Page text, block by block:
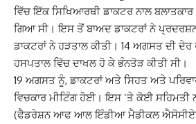
ਵਿੱਚ ਇੱਕ ਸਿਖਿਆਰਥੀ ਡਾਕਟਰ ਨਾਲ
ਗਿਆ ਸੀ। ਇਸ ਤੋਂ ਬਾਅਦ ਡਾਕਟਰਾਂ ਨੇ
ਡਾਕਟਰਾਂ ਨੇ ਹੜਤਾਲ ਕੀਤੀ। 14 ਅਗਸਤ ਦੀ
ਹਸਪਤਾਲ ਵਿੱਚ ਦਾਖਲ ਹੋ ਕੇ ਭੰਨਤੋੜ ਕੀਤੀ ਸੀ।
19 ਅਗਸਤ ਨੂੰ, ਡਾਕਟਰਾਂ ਅਤੇ ਸਿਹਤ ਅਤੇ
ਵਿਚਕਾਰ ਮੀਟਿੰਗ ਹੋਈ। ਇਸ ‘ਤੇ ਕੋਈ ਸਹਿਮਤੀ
(ਫੈਡਰੇਸ਼ਨ ਆਫ ਆਲ ਇੰਡੀਆ ਮੈਡੀਕਲ